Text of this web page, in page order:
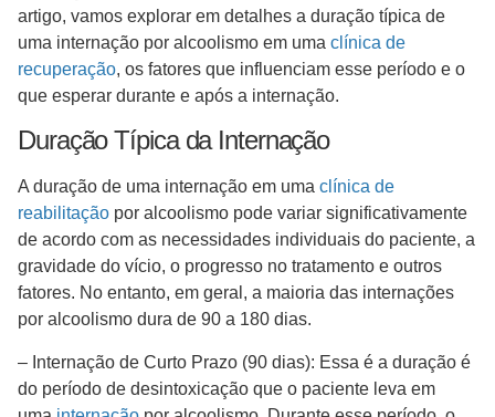
artigo, vamos explorar em detalhes a duração típica de
uma internação por alcoolismo em uma clínica de
recuperação, os fatores que influenciam esse período e o
que esperar durante e após a internação.
Duração Típica da Internação
A duração de uma internação em uma clínica de
reabilitação por alcoolismo pode variar significativamente
de acordo com as necessidades individuais do paciente, a
gravidade do vício, o progresso no tratamento e outros
fatores. No entanto, em geral, a maioria das internações
por alcoolismo dura de 90 a 180 dias.
– Internação de Curto Prazo (90 dias): Essa é a duração é
do período de desintoxicação que o paciente leva em